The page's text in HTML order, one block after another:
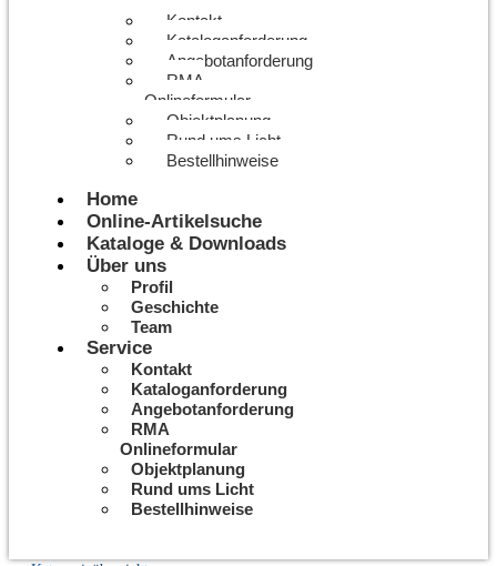
Kontakt
Kataloganforderung
Angebotanforderung
RMA
Onlineformular
Objektplanung
Rund ums Licht
Bestellhinweise
Home
Online-Artikelsuche
Kataloge & Downloads
Über uns
Profil
Geschichte
Team
Service
Kontakt
Kataloganforderung
Angebotanforderung
RMA
Onlineformular
Objektplanung
Rund ums Licht
Bestellhinweise